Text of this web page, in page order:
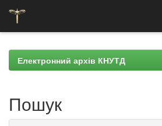
navigationЕлектронний архів КНУТД
Пошук